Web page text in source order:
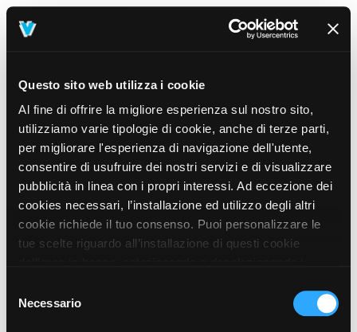
Questo sito web utilizza i cookie
Al fine di offrire la migliore esperienza sul nostro sito,
utilizziamo varie tipologie di cookie, anche di terze parti,
per migliorare l'esperienza di navigazione dell'utente,
consentire di usufruire dei nostri servizi e di visualizzare
pubblicità in linea con i propri interessi. Ad eccezione dei
cookies necessari, l’installazione ed utilizzo degli altri
cookie richiede il tuo consenso. Puoi personalizzare le
tue scelte riguardo all’installazione di questi cookie
prosegui” o decidere di accettare tutti i cookie, cliccando
sul pulsante “Accetta tutti i cookie”. Cliccando sul tasto
delNecessario